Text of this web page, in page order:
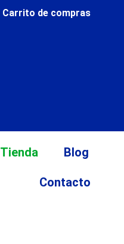
Carrito de compras
Tienda Blog
Contacto